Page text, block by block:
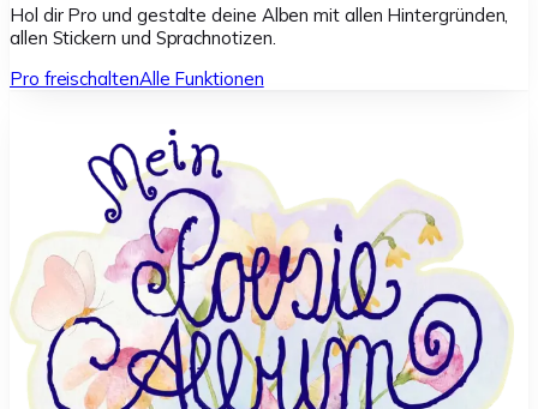
Hol dir Pro und gestalte deine Alben mit allen Hintergründen,
allen Stickern und Sprachnotizen.
Pro freischaltenAlle Funktionen